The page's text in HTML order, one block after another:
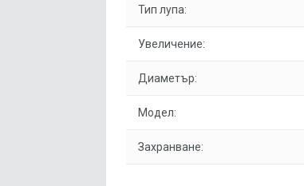
Тип лупа:
Увеличение:
Диаметър:
Модел:
Захранване: